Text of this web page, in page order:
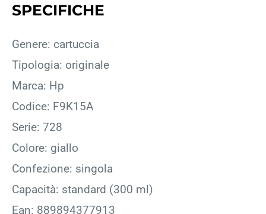
SPECIFICHE
Genere: cartuccia
Tipologia: originale
Marca: Hp
Codice: F9K15A
Serie: 728
Colore: giallo
Confezione: singola
Capacità: standard (300 ml)
Ean: 889894377913